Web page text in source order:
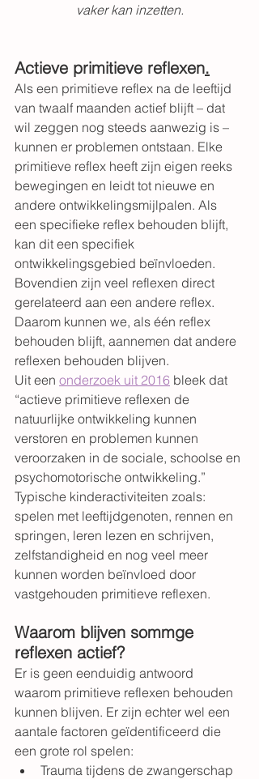
vaker kan inzetten.
Actieve primitieve reflexen.
Als een primitieve reflex na de leeftijd
van twaalf maanden actief blijft – dat
wil zeggen nog steeds aanwezig is –
kunnen er problemen ontstaan. Elke
primitieve reflex heeft zijn eigen reeks
bewegingen en leidt tot nieuwe en
andere ontwikkelingsmijlpalen. Als
een specifieke reflex behouden blijft,
kan dit een specifiek
ontwikkelingsgebied beïnvloeden.
Bovendien zijn veel reflexen direct
gerelateerd aan een andere reflex.
Daarom kunnen we, als één reflex
behouden blijft, aannemen dat andere
reflexen behouden blijven.
Uit een onderzoek uit 2016 bleek dat
“actieve primitieve reflexen de
natuurlijke ontwikkeling kunnen
verstoren en problemen kunnen
veroorzaken in de sociale, schoolse en
psychomotorische ontwikkeling.”
Typische kinderactiviteiten zoals:
spelen met leeftijdgenoten, rennen en
springen, leren lezen en schrijven,
zelfstandigheid en nog veel meer
kunnen worden beïnvloed door
vastgehouden primitieve reflexen.
Waarom blijven sommge
reflexen actief?
Er is geen eenduidig antwoord
waarom primitieve reflexen behouden
kunnen blijven. Er zijn echter wel een
aantale factoren geïdentificeerd die
een grote rol spelen:
Trauma tijdens de zwangerschap